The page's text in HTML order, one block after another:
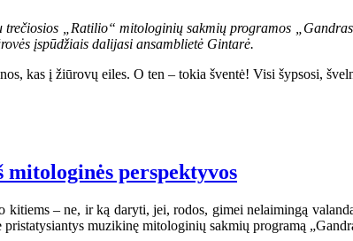
trečiosios „Ratilio“ mitologinių sakmių programos
įspūdžiais dalijasi ansamblietė Gintarė.
kas į žiūrovų eiles. O ten – tokia šventė! Visi šypsosi,
perspektyvos
– ne, ir ką daryti, jei, rodos, gimei nelaimingą
muzikinę mitologinių sakmių programą